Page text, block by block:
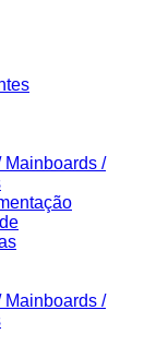
Mainboards /
Mainboards /